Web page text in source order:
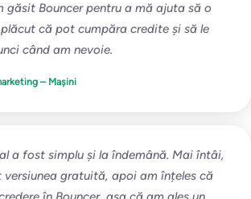
organizațională
dedicat
găsit Bouncer pentru a mă ajuta să o
că pot cumpăra credite și să le
când am nevoie.
– Mașini
a fost simplu și la îndemână. Mai întâi,
versiunea gratuită, apoi am înțeles că